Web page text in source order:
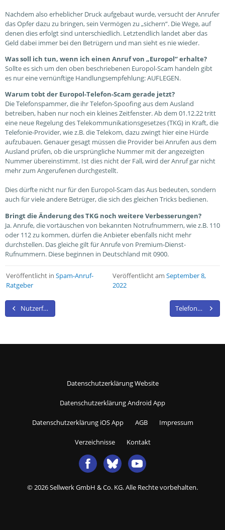
Nachdem also erheblicher Druck aufgebaut wurde, versucht der Anrufer
das Opfer dazu zu bringen, sein Vermögen zu „sichern“. Die Wege, auf
denen dies erfolgt sind unterschiedlich. Letztendlich landet aber das
Geld dabei immer bei den Betrügern und man sieht es nie wieder.
Was soll ich tun, wenn ich einen Anruf von „Europol“ erhalte?
Sollte es sich um den oben beschriebenen Europol-Scam handeln gibt
es nur eine vernünftige Handlungsempfehlung: AUFLEGEN.
Warum tobt der Europol-Telefon-Scam gerade jetzt?
Die Telefonspammer, die ihr Telefon-Spoofing aus dem Ausland
betreiben, haben nur noch ein kleines Zeitfenster. Ab dem 01.12.22 tritt
eine neue Regelung des Telekommunikationsgesetzes (TKG) in Kraft, die
Telefonie-Provider, wie z.B. die Telekom, dazu zwingt hier eine Hürde
aufzubauen. Genauer gesagt müssen die Provider bei Anrufen aus dem
Ausland prüfen, ob die ursprüngliche Nummer mit der angezeigten
Nummer übereinstimmt. Ist dies nicht der Fall, wird der Anruf gar nicht
mehr zum Angerufenen durchgestellt.
Dies dürfte nicht nur für den Europol-Scam das Aus bedeuten, sondern
auch für viele andere Betrüger, die sich des gleichen Tricks bedienen.
Bringt die Änderung des TKG noch weitere Verbesserungen?
Ja. Anrufe, die vortäuschen von bekannten Notrufnummern, wie z.B. 110
oder 112 zu kommen, dürfen die Anbieter ebenfalls nicht mehr
durchstellen. Das gleiche gilt für Anrufe von Premium-Dienst-
Rufnummern. Diese beginnen in Deutschland mit 0900.
Veröffentlicht in Spam-Anruf-
Ratgeber
Veröffentlicht am September 8,
2022
Beitragsnavigation
Nutzerfragen aufgeklärt: Fünf dringende Fragen von Telefonspam-Betroffenen Telefonspam-Check – Die Nummern für August 2022
Datenschutzerklärung Website
Datenschutzerklärung Android App
Datenschutzerklärung iOS App AGB Impressum
Verzeichnisse Kontakt
© 2026 Sellwerk GmbH & Co. KG. Alle Rechte vorbehalten.